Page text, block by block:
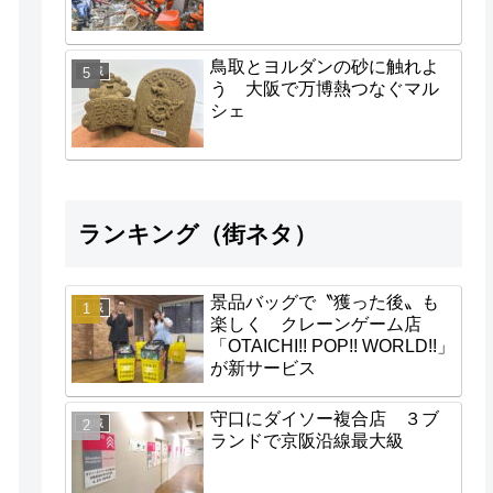
地域
鳥取とヨルダンの砂に触れよ
う 大阪で万博熱つなぐマル
シェ
ランキング（街ネタ）
地域
景品バッグで〝獲った後〟も
楽しく クレーンゲーム店
「OTAICHI!! POP!! WORLD!!」
が新サービス
地域
守口にダイソー複合店 ３ブ
ランドで京阪沿線最大級